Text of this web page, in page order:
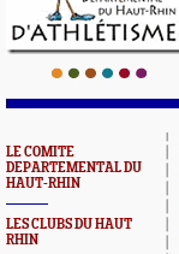
LE COMITE
DEPARTEMENTAL DU
HAUT-RHIN
LES CLUBS DU HAUT
RHIN